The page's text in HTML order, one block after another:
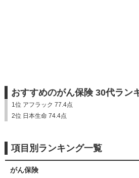
おすすめのがん保険 30代ラン
1位 アフラック 77.4点
2位 日本生命 74.4点
項目別ランキング一覧
がん保険